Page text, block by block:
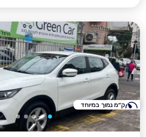
ק״מ נמוך במיוחד